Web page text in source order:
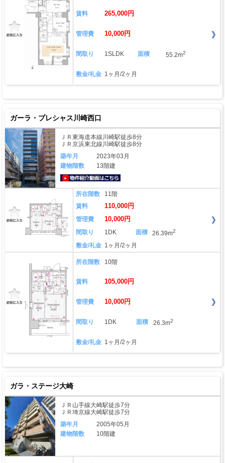
賃料 265,000円
管理費 10,000円
間取り 1SLDK 面積 55.2m2
敷金/礼金 1ヶ月/2ヶ月
ガーラ・プレシャス川崎西口
ＪＲ東海道本線川崎駅徒歩8分
ＪＲ京浜東北線川崎駅徒歩8分
築年月
2023年03月
建物階数
13階建
所在階数
11階
賃料
110,000円
管理費 10,000円
間取り 1DK 面積 26.39m2
敷金/礼金 1ヶ月/2ヶ月
所在階数 10階
賃料 105,000円
管理費 10,000円
間取り 1DK 面積 26.3m2
敷金/礼金 1ヶ月/2ヶ月
ガラ・ステージ大崎
ＪＲ山手線大崎駅徒歩7分
ＪＲ埼京線大崎駅徒歩7分
築年月
2005年05月
建物階数
10階建